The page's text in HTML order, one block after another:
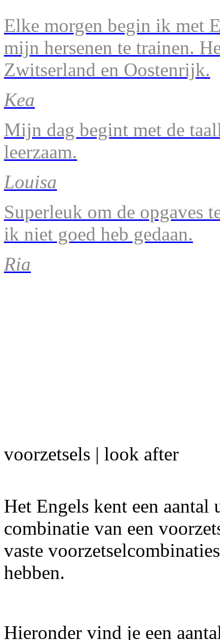
Elke morgen begin ik met
mijn hersenen te trainen.
Zwitserland en Oostenrijk.
Kea
Mijn dag begint met de
leerzaam.
Louisa
Superleuk om de opgaves
ik niet goed heb gedaan.
Ria
voorzetsels | look after
Het Engels kent een
combinatie van een
vaste
hebben.
Hieronder vind je een